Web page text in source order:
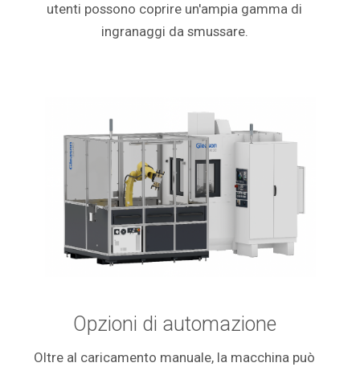
utenti possono coprire un'ampia gamma di
ingranaggi da smussare.
Opzioni di automazione
Oltre al caricamento manuale, la macchina può